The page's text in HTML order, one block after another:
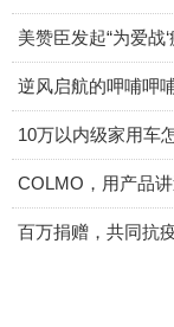
美赞臣发起“为爱
逆风启航的呷哺呷
10万以内级家用车
COLMO，用产品讲
百万捐赠，共同抗